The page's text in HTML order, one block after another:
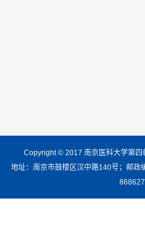
Copyright © 2017 南京医科大学第四
地址：南京市鼓楼区汉中路140号；邮